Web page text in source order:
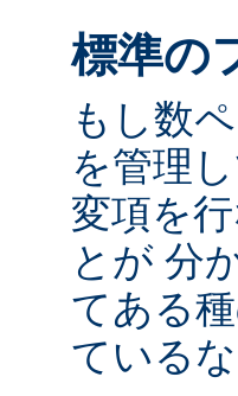
標準の
もし数
を管理
変項を
とが 分
てある
ている